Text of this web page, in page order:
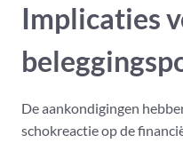
Implicaties
De aankondigingen
schokreactie op de